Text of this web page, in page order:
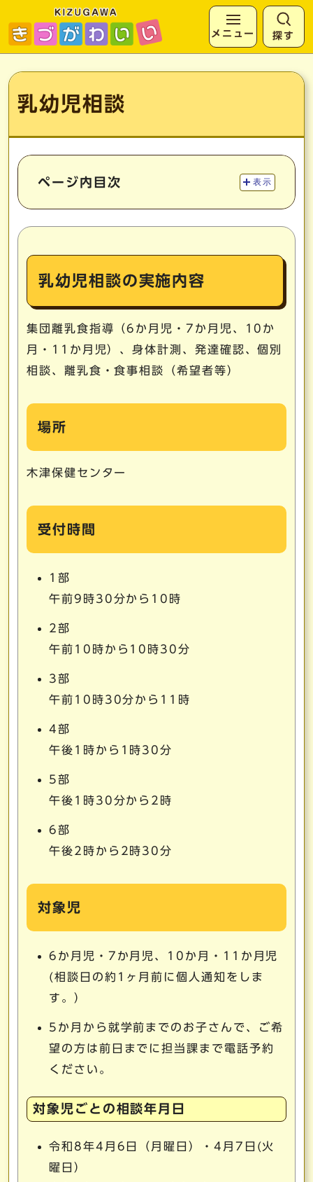
ページの先頭です
メニュー 探す
ここから本文です
乳幼児相談
ページ内目次 表示
乳幼児相談の実施内容
集団離乳食指導（6か月児・7か月児、10か
月・11か月児）、身体計測、発達確認、個別
相談、離乳食・食事相談（希望者等）
場所
木津保健センター
受付時間
1部
午前9時30分から10時
2部
午前10時から10時30分
3部
午前10時30分から11時
4部
午後1時から1時30分
5部
午後1時30分から2時
6部
午後2時から2時30分
対象児
6か月児・7か月児、10か月・11か月児
(相談日の約1ヶ月前に個人通知をしま
す。）
5か月から就学前までのお子さんで、ご希
望の方は前日までに担当課まで電話予約
ください。
対象児ごとの相談年月日
令和8年4月6日（月曜日）・4月7日(火
曜日）